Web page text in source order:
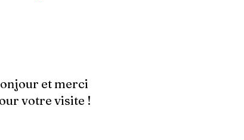
et merci
votre visite !